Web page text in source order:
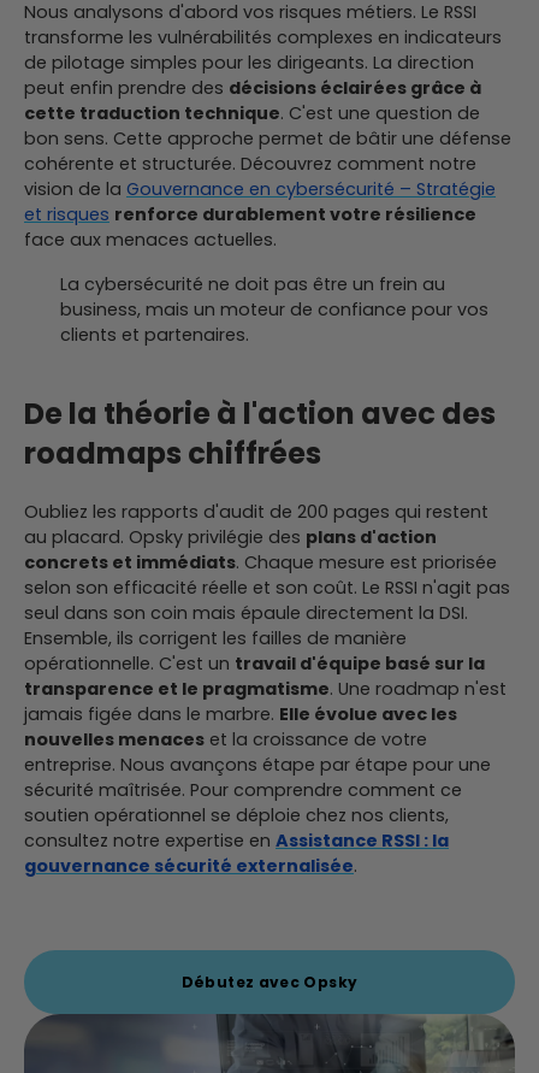
Nous analysons d'abord vos risques métiers. Le RSSI
transforme les vulnérabilités complexes en indicateurs
de pilotage simples pour les dirigeants. La direction
peut enfin prendre des décisions éclairées grâce à
cette traduction technique. C'est une question de
bon sens. Cette approche permet de bâtir une défense
cohérente et structurée. Découvrez comment notre
vision de la Gouvernance en cybersécurité – Stratégie
et risques renforce durablement votre résilience
face aux menaces actuelles.
La cybersécurité ne doit pas être un frein au
business, mais un moteur de confiance pour vos
clients et partenaires.
De la théorie à l'action avec des
roadmaps chiffrées
Oubliez les rapports d'audit de 200 pages qui restent
au placard. Opsky privilégie des plans d'action
concrets et immédiats. Chaque mesure est priorisée
selon son efficacité réelle et son coût. Le RSSI n'agit pas
seul dans son coin mais épaule directement la DSI.
Ensemble, ils corrigent les failles de manière
opérationnelle. C'est un travail d'équipe basé sur la
transparence et le pragmatisme. Une roadmap n'est
jamais figée dans le marbre. Elle évolue avec les
nouvelles menaces et la croissance de votre
entreprise. Nous avançons étape par étape pour une
sécurité maîtrisée. Pour comprendre comment ce
soutien opérationnel se déploie chez nos clients,
consultez notre expertise en Assistance RSSI : la
gouvernance sécurité externalisée.
Débutez avec Opsky